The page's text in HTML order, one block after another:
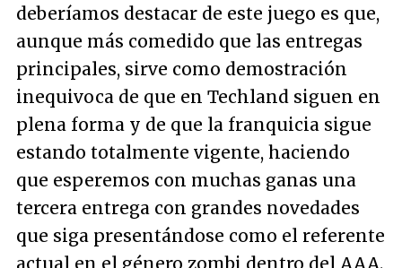
deberíamos destacar de este juego es que,
aunque más comedido que las entregas
principales, sirve como demostración
inequivoca de que en Techland siguen en
plena forma y de que la franquicia sigue
estando totalmente vigente, haciendo
que esperemos con muchas ganas una
tercera entrega con grandes novedades
que siga presentándose como el referente
actual en el género zombi dentro del AAA.